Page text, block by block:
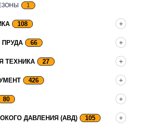
1
108
66
ТЕХНИКА 27
426
80
ДАВЛЕНИЯ (АВД) 105